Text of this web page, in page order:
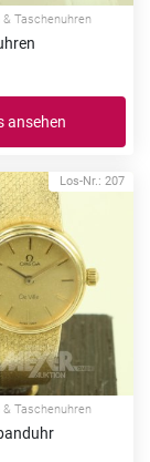
Taschenuhren
ansehen
Los-Nr.: 207
Taschenuhren